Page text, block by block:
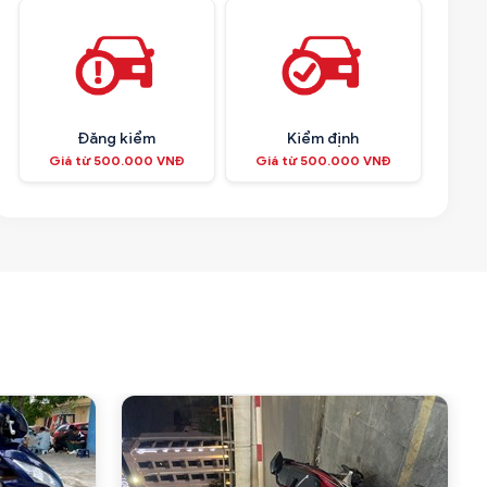
Đăng kiểm
Giá từ 500.000 VNĐ
Kiểm định
Giá từ 500.000 VNĐ